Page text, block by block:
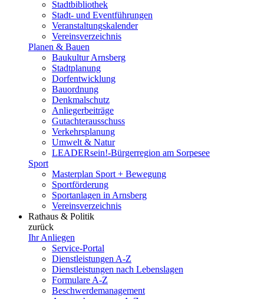
Stadtbibliothek
Stadt- und Eventführungen
Veranstaltungskalender
Vereinsverzeichnis
Planen & Bauen
Baukultur Arnsberg
Stadtplanung
Dorfentwicklung
Bauordnung
Denkmalschutz
Anliegerbeiträge
Gutachterausschuss
Verkehrsplanung
Umwelt & Natur
LEADERsein!-Bürgerregion am Sorpesee
Sport
Masterplan Sport + Bewegung
Sportförderung
Sportanlagen in Arnsberg
Vereinsverzeichnis
Rathaus & Politik
zurück
Ihr Anliegen
Service-Portal
Dienstleistungen A-Z
Dienstleistungen nach Lebenslagen
Formulare A-Z
Beschwerdemanagement